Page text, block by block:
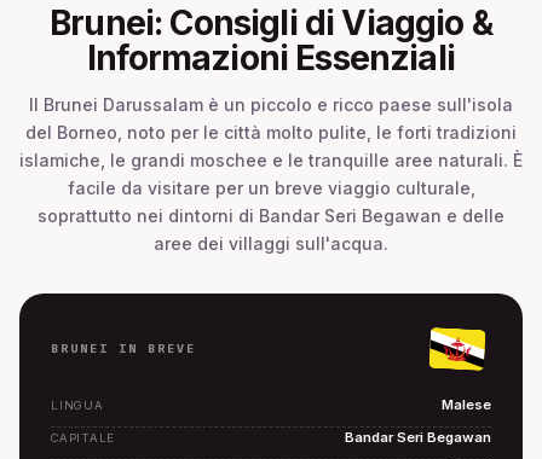
Brunei: Consigli di Viaggio &
Informazioni Essenziali
Il Brunei Darussalam è un piccolo e ricco paese sull'isola
del Borneo, noto per le città molto pulite, le forti tradizioni
islamiche, le grandi moschee e le tranquille aree naturali. È
facile da visitare per un breve viaggio culturale,
soprattutto nei dintorni di Bandar Seri Begawan e delle
aree dei villaggi sull'acqua.
BRUNEI IN BREVE
LINGUA Malese
CAPITALE Bandar Seri Begawan